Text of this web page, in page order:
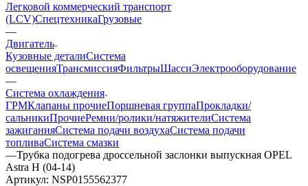
Легковой коммерческий транспорт
(LCV)СпецтехникаГрузовые
—
Двигатель
Кузовные деталиСистема
освещенияТрансмиссияФильтрыШассиЭлектрооборудование
—
Система охлаждения
ГРМКлапаны прочиеПоршневая группаПрокладки/
сальникиПрочиеРемни/ролики/натяжителиСистема
зажиганияСистема подачи воздухаСистема подачи
топливаСистема смазки
—Трубка подогрева дроссельной заслонки выпускная OPEL
Astra H (04-14)
Артикул: NSP0155562377